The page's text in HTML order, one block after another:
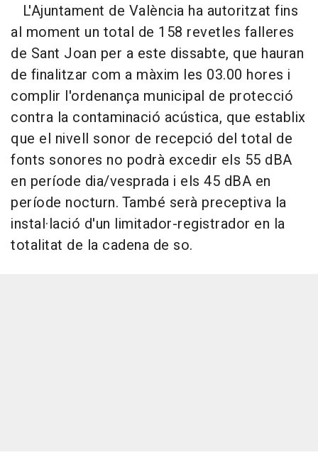
L'Ajuntament de València ha autoritzat fins
al moment un total de 158 revetles falleres
de Sant Joan per a este dissabte, que hauran
de finalitzar com a màxim les 03.00 hores i
complir l'ordenança municipal de protecció
contra la contaminació acústica, que establix
que el nivell sonor de recepció del total de
fonts sonores no podrà excedir els 55 dBA
en període dia/vesprada i els 45 dBA en
període nocturn. També serà preceptiva la
instal·lació d'un limitador-registrador en la
totalitat de la cadena de so.